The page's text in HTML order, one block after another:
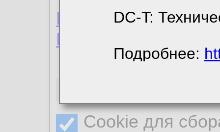
DC-T:
Подробнее:
Пользовательское
Политика
Cookie для